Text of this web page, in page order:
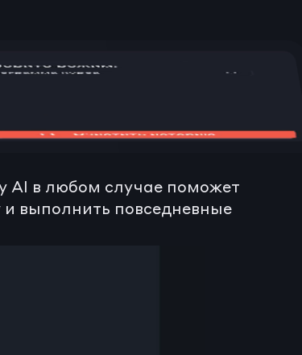
и
AI в любом случае поможет
выполнить повседневные